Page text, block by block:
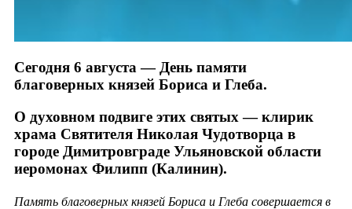
Сегодня 6 августа — День памяти
благоверных князей Бориса и Глеба.
О духовном подвиге этих святых — клирик
храма Святителя Николая Чудотворца в
городе Димитровграде Ульяновской области
иеромонах Филипп (Калинин).
Память благоверных князей Бориса и Глеба совершается в